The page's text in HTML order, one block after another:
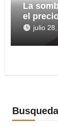
La
el
en arma
julio
Busqueda